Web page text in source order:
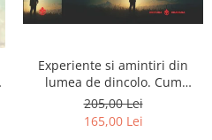
Experiente si amintiri din
lumea de dincolo. Cum
obtinem puteri
extrasenzoriale - cu exercitii
205,00 Lei
165,00 Lei